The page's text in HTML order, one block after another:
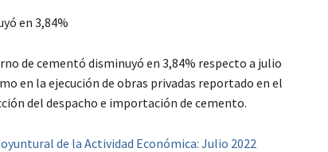
en 3,84%
de cementó disminuyó en 3,84% respecto a julio
en la ejecución de obras privadas reportado en el
del despacho e importación de cemento.
de la Actividad Económica: Julio 2022